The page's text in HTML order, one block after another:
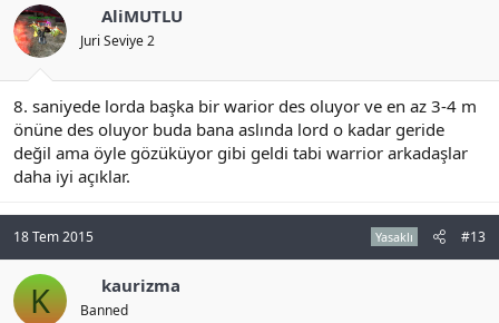
AliMUTLU
Juri Seviye 2
8. saniyede lorda başka bir warior des oluyor ve en az 3-4 m
önüne des oluyor buda bana aslında lord o kadar geride
değil ama öyle gözüküyor gibi geldi tabi warrior arkadaşlar
daha iyi açıklar.
18 Tem 2015 Yasaklı #13
K kaurizma
Banned